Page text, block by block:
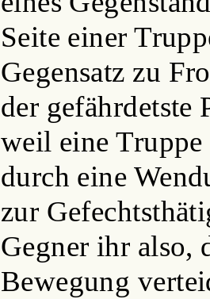
Seite einer
Gegensatz zu
der gefährdetste
weil eine Truppe
durch eine
zur
Gegner ihr also,
Bewegung